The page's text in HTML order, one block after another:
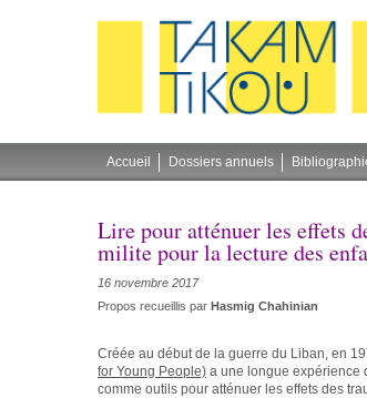
Accueil Dossiers annuels
Lire pour atténuer les effets
milite pour la lecture des
16 novembre 2017
Propos recueillis par Hasmig Chahinian
Créée au début de la guerre du Liban, en
for Young People) a une longue expérience
comme outils pour atténuer les effets des